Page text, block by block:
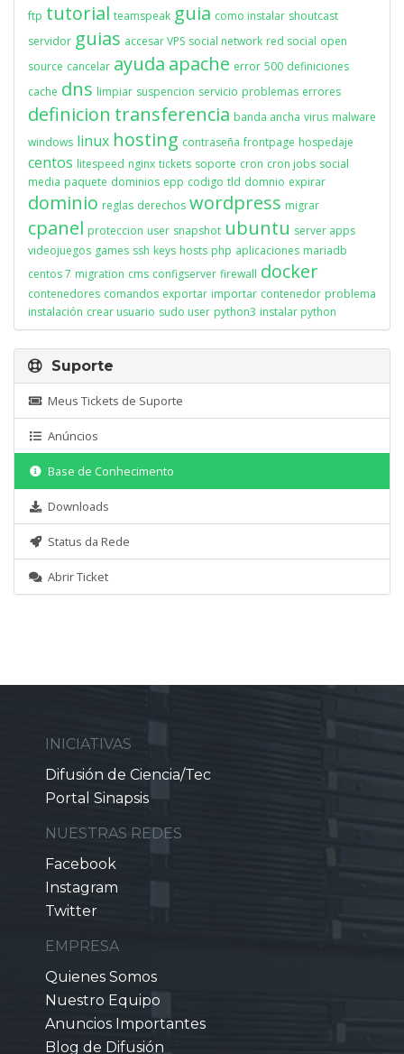
ftp tutorial teamspeak guia como instalar shoutcast
servidor guias accesar VPS social network red social open
source cancelar ayuda apache error 500 definiciones
cache dns limpiar suspencion servicio problemas errores
definicion transferencia banda ancha virus malware
windows linux hosting contraseña frontpage hospedaje
centos litespeed nginx tickets soporte cron cron jobs social
media paquete dominios epp codigo tld domnio expirar
dominio reglas derechos wordpress migrar
cpanel proteccion user snapshot ubuntu server apps
videojuegos games ssh keys hosts php aplicaciones mariadb
centos 7 migration cms configserver firewall docker
contenedores comandos exportar importar contenedor problema
instalación crear usuario sudo user python3 instalar python
Suporte
Meus Tickets de Suporte
Anúncios
Base de Conhecimento
Downloads
Status da Rede
Abrir Ticket
INICIATIVAS
Difusión de Ciencia/Tec
Portal Sinapsis
NUESTRAS REDES
Facebook
Instagram
Twitter
EMPRESA
Quienes Somos
Nuestro Equipo
Anuncios Importantes
Blog de Difusión